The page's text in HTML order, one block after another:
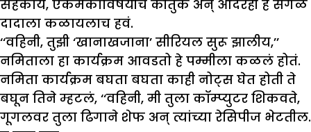
सहकार्य, एकमेकांविषयीचं कौतुक अन् आदरही हे सगळं
दादाला कळायलाच हवं.
‘‘वहिनी, तुझी ‘खानाखजाना’ सीरियल सुरू झालीय,’’
नमिताला हा कार्यक्रम आवडतो हे पम्मीला कळलं होतं.
नमिता कार्यक्रम बघता बघता काही नोट्स घेत होती ते
बघून तिने म्हटलं, ‘‘वहिनी, मी तुला कॉम्प्युटर शिकवते,
गूगलवर तुला ढिगाने शेफ अन् त्यांच्या रेसिपीज भेटतील.